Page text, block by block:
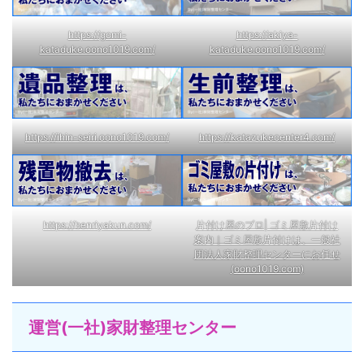
https://gomi-
kataduke.oono1019.com/
https://akiya-
kataduke.oono1019.com/
https://ihin-seiri.oono1019.com/ https://katazukecenter4.com/
https://benriyakun.com/
片付け屋のプロ| ゴミ屋敷片付け
案内｜ゴミ屋敷片付けは、一般社
団法人家財整理センターにお任せ
(oono1019.com)
運営(一社)家財整理センター